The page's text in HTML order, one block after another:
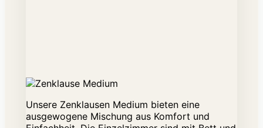
Unsere Zenklausen Medium bieten eine
ausgewogene Mischung aus Komfort und